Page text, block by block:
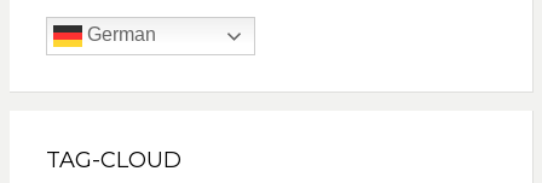
German
TAG-CLOUD